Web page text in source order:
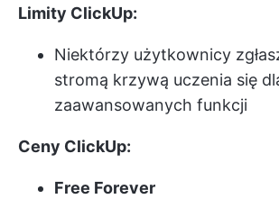
Limity ClickUp:
Niektórzy użytkownicy
stromą krzywą uczenia się
zaawansowanych funkcji
Ceny ClickUp:
Free Forever